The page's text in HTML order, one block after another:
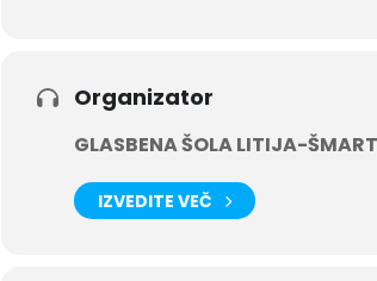
Organizator
GLASBENA ŠOLA LITIJA-
IZVEDITE VEČ